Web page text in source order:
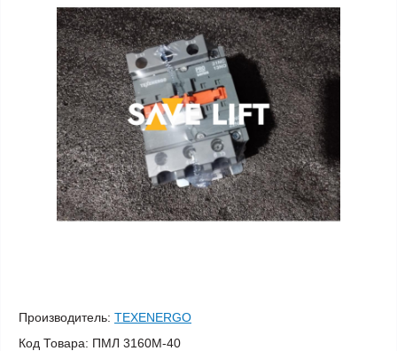
Производитель: TEXENERGO
Код Товара: ПМЛ 3160М-40